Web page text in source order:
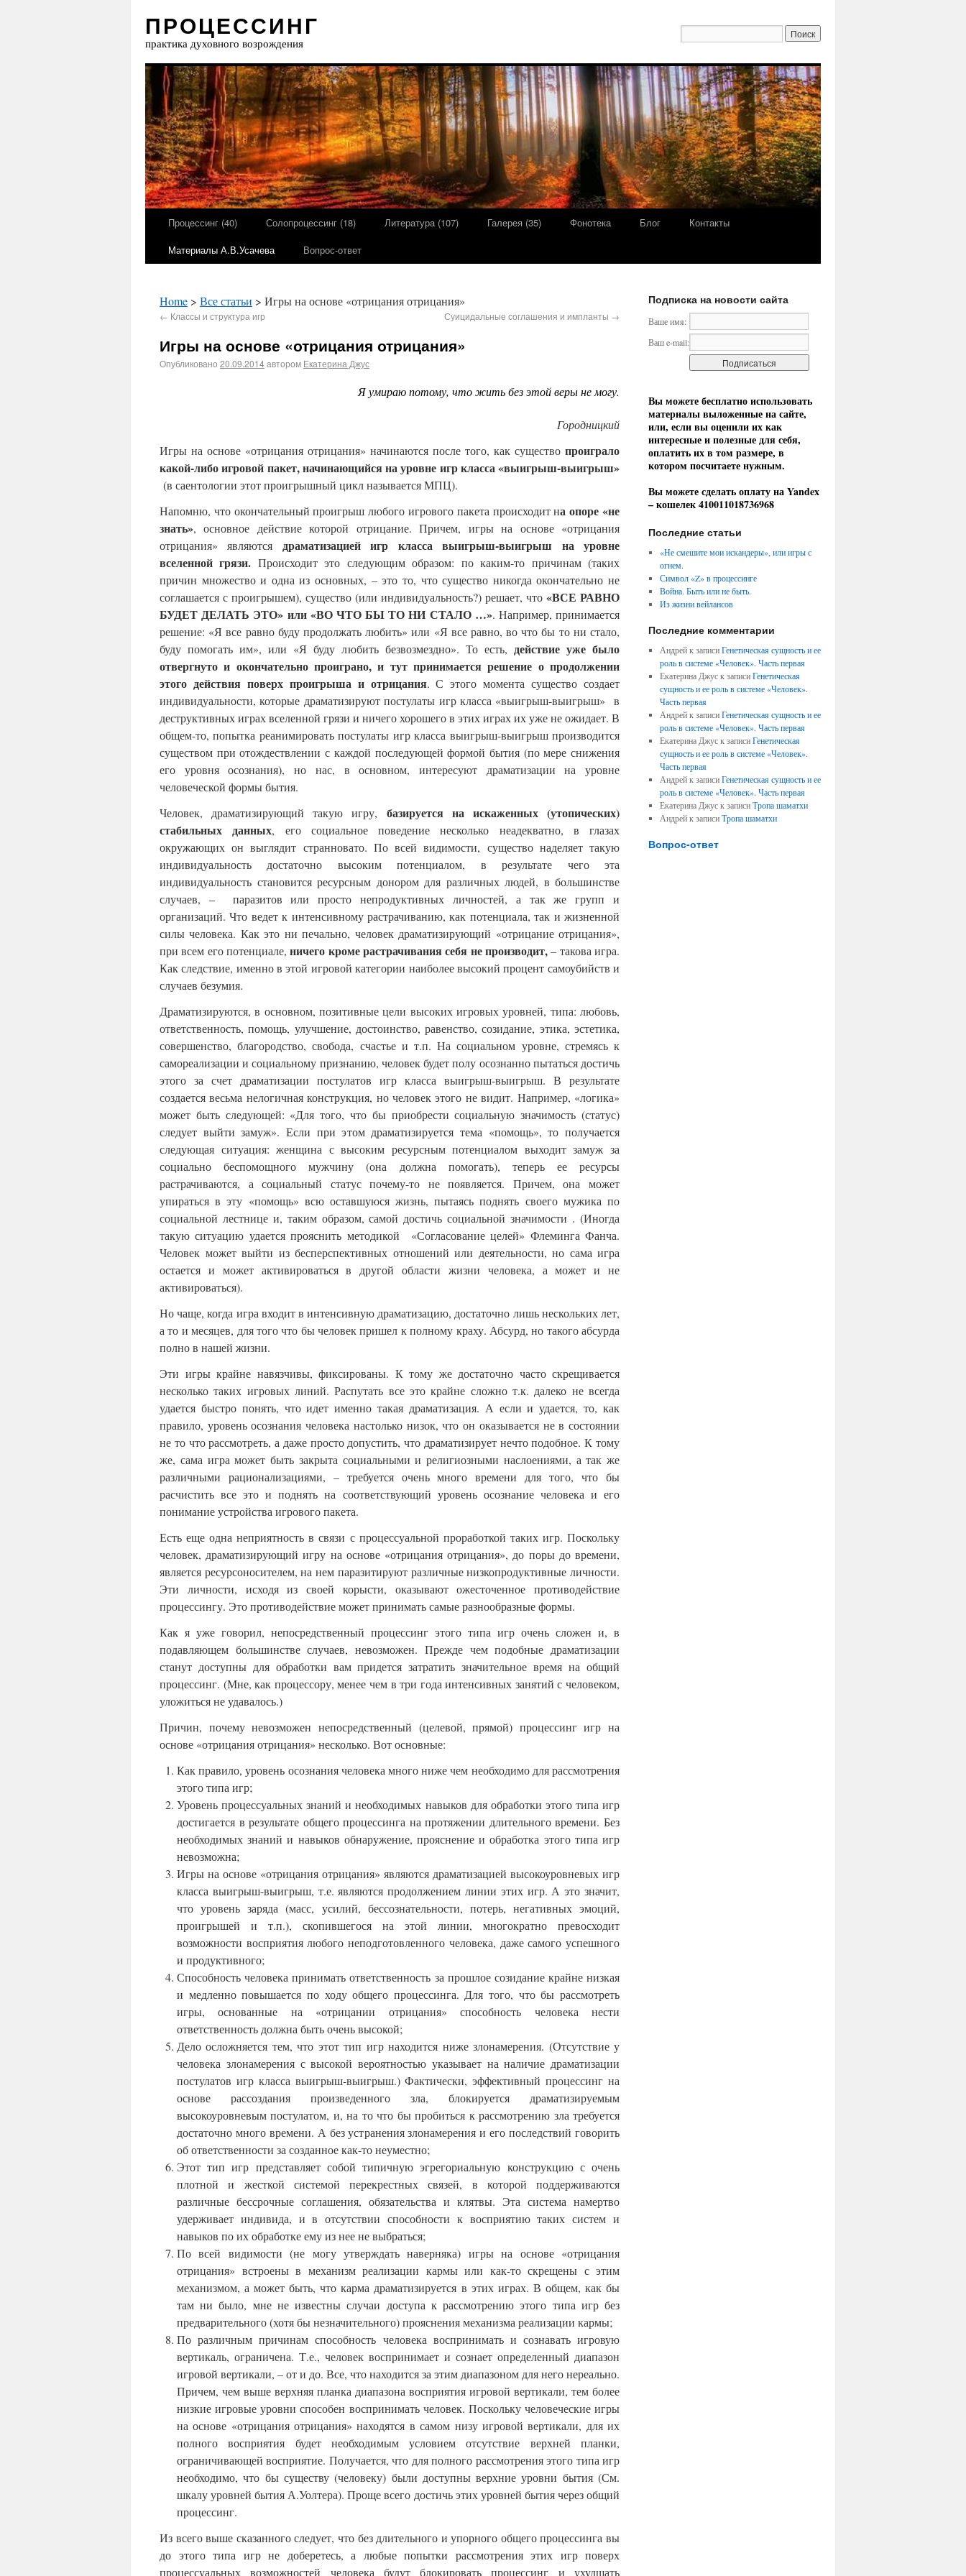
ПРОЦЕССИНГ
практика духовного возрождения
Процессинг (40) Солопроцессинг (18) Литература (107) Галерея (35) Фонотека Блог
Контакты
Материалы А.В.Усачева
Вопрос-ответ
Home > Все статьи > Игры на основе «отрицания отрицания»
← Классы и структура игр Суицидальные соглашения и импланты →
Игры на основе «отрицания отрицания»
Опубликовано 20.09.2014автором Екатерина Джус
Я умираю потому, что жить без этой веры не могу.
Городницкий
Игры на основе «отрицания отрицания» начинаются после того, как существо проиграло
какой-либо игровой пакет, начинающийся на уровне игр класса «выигрыш-выигрыш»
(в саентологии этот проигрышный цикл называется МПЦ).
Напомню, что окончательный проигрыш любого игрового пакета происходит на опоре «не
знать», основное действие которой отрицание. Причем, игры на основе «отрицания
отрицания» являются драматизацией игр класса выигрыш-выигрыш на уровне
вселенной грязи. Происходит это следующим образом: по каким-то причинам (таких
причин множество и одна из основных, – это то, что существо никогда окончательно не
соглашается с проигрышем), существо (или индивидуальность?) решает, что «ВСЕ РАВНО
БУДЕТ ДЕЛАТЬ ЭТО» или «ВО ЧТО БЫ ТО НИ СТАЛО …». Например, принимается
решение: «Я все равно буду продолжать любить» или «Я все равно, во что бы то ни стало,
буду помогать им», или «Я буду любить безвозмездно». То есть, действие уже было
отвергнуто и окончательно проиграно, и тут принимается решение о продолжении
этого действия поверх проигрыша и отрицания. С этого момента существо создает
индивидуальности, которые драматизируют постулаты игр класса «выигрыш-выигрыш» в
деструктивных играх вселенной грязи и ничего хорошего в этих играх их уже не ожидает. В
общем-то, попытка реанимировать постулаты игр класса выигрыш-выигрыш производится
существом при отождествлении с каждой последующей формой бытия (по мере снижения
его уровня осознания), но нас, в основном, интересуют драматизации на уровне
человеческой формы бытия.
Человек, драматизирующий такую игру, базируется на искаженных (утопических)
стабильных данных, его социальное поведение несколько неадекватно, в глазах
окружающих он выглядит странновато. По всей видимости, существо наделяет такую
индивидуальность достаточно высоким потенциалом, в результате чего эта
индивидуальность становится ресурсным донором для различных людей, в большинстве
случаев, – паразитов или просто непродуктивных личностей, а так же групп и
организаций. Что ведет к интенсивному растрачиванию, как потенциала, так и жизненной
силы человека. Как это ни печально, человек драматизирующий «отрицание отрицания»,
при всем его потенциале,ничего кроме растрачивания себя не производит,– такова игра.
Как следствие, именно в этой игровой категории наиболее высокий процент самоубийств и
случаев безумия.
Драматизируются, в основном, позитивные цели высоких игровых уровней, типа: любовь,
ответственность, помощь, улучшение, достоинство, равенство, созидание, этика, эстетика,
совершенство, благородство, свобода, счастье и т.п. На социальном уровне, стремясь к
самореализации и социальному признанию, человек будет полу осознанно пытаться достичь
этого за счет драматизации постулатов игр класса выигрыш-выигрыш. В результате
создается весьма нелогичная конструкция, но человек этого не видит. Например, «логика»
может быть следующей: «Для того, что бы приобрести социальную значимость (статус)
следует выйти замуж». Если при этом драматизируется тема «помощь», то получается
следующая ситуация: женщина с высоким ресурсным потенциалом выходит замуж за
социально беспомощного мужчину (она должна помогать), теперь ее ресурсы
растрачиваются, а социальный статус почему-то не появляется. Причем, она может
упираться в эту «помощь» всю оставшуюся жизнь, пытаясь поднять своего мужика по
социальной лестнице и, таким образом, самой достичь социальной значимости . (Иногда
такую ситуацию удается прояснить методикой «Согласование целей» Флеминга Фанча.
Человек может выйти из бесперспективных отношений или деятельности, но сама игра
остается и может активироваться в другой области жизни человека, а может и не
активироваться).
Но чаще, когда игра входит в интенсивную драматизацию, достаточно лишь нескольких лет,
а то и месяцев, для того что бы человек пришел к полному краху. Абсурд, но такого абсурда
полно в нашей жизни.
Эти игры крайне навязчивы, фиксированы. К тому же достаточно часто скрещивается
несколько таких игровых линий. Распутать все это крайне сложно т.к. далеко не всегда
удается быстро понять, что идет именно такая драматизация. А если и удается, то, как
правило, уровень осознания человека настолько низок, что он оказывается не в состоянии
не то что рассмотреть, а даже просто допустить, что драматизирует нечто подобное. К тому
же, сама игра может быть закрыта социальными и религиозными наслоениями, а так же
различными рационализациями, – требуется очень много времени для того, что бы
расчистить все это и поднять на соответствующий уровень осознание человека и его
понимание устройства игрового пакета.
Есть еще одна неприятность в связи с процессуальной проработкой таких игр. Поскольку
человек, драматизирующий игру на основе «отрицания отрицания», до поры до времени,
является ресурсоносителем, на нем паразитируют различные низкопродуктивные личности.
Эти личности, исходя из своей корысти, оказывают ожесточенное противодействие
процессингу. Это противодействие может принимать самые разнообразные формы.
Как я уже говорил, непосредственный процессинг этого типа игр очень сложен и, в
подавляющем большинстве случаев, невозможен. Прежде чем подобные драматизации
станут доступны для обработки вам придется затратить значительное время на общий
процессинг. (Мне, как процессору, менее чем в три года интенсивных занятий с человеком,
уложиться не удавалось.)
Причин, почему невозможен непосредственный (целевой, прямой) процессинг игр на
основе «отрицания отрицания» несколько. Вот основные:
Как правило, уровень осознания человека много ниже чем необходимо для рассмотрения
этого типа игр;
Уровень процессуальных знаний и необходимых навыков для обработки этого типа игр
достигается в результате общего процессинга на протяжении длительного времени. Без
необходимых знаний и навыков обнаружение, прояснение и обработка этого типа игр
невозможна;
Игры на основе «отрицания отрицания» являются драматизацией высокоуровневых игр
класса выигрыш-выигрыш, т.е. являются продолжением линии этих игр. А это значит,
что уровень заряда (масс, усилий, бессознательности, потерь, негативных эмоций,
проигрышей и т.п.), скопившегося на этой линии, многократно превосходит
возможности восприятия любого неподготовленного человека, даже самого успешного
и продуктивного;
Способность человека принимать ответственность за прошлое созидание крайне низкая
и медленно повышается по ходу общего процессинга. Для того, что бы рассмотреть
игры, основанные на «отрицании отрицания» способность человека нести
ответственность должна быть очень высокой;
Дело осложняется тем, что этот тип игр находится ниже злонамерения. (Отсутствие у
человека злонамерения с высокой вероятностью указывает на наличие драматизации
постулатов игр класса выигрыш-выигрыш.) Фактически, эффективный процессинг на
основе рассоздания произведенного зла, блокируется драматизируемым
высокоуровневым постулатом, и, на то что бы пробиться к рассмотрению зла требуется
достаточно много времени. А без устранения злонамерения и его последствий говорить
об ответственности за созданное как-то неуместно;
Этот тип игр представляет собой типичную эгрегориальную конструкцию с очень
плотной и жесткой системой перекрестных связей, в которой поддерживаются
различные бессрочные соглашения, обязательства и клятвы. Эта система намертво
удерживает индивида, и в отсутствии способности к восприятию таких систем и
навыков по их обработке ему из нее не выбраться;
По всей видимости (не могу утверждать наверняка) игры на основе «отрицания
отрицания» встроены в механизм реализации кармы или как-то скрещены с этим
механизмом, а может быть, что карма драматизируется в этих играх. В общем, как бы
там ни было, мне не известны случаи доступа к рассмотрению этого типа игр без
предварительного (хотя бы незначительного) прояснения механизма реализации кармы;
По различным причинам способность человека воспринимать и сознавать игровую
вертикаль, ограничена. Т.е., человек воспринимает и сознает определенный диапазон
игровой вертикали, – от и до. Все, что находится за этим диапазоном для него нереально.
Причем, чем выше верхняя планка диапазона восприятия игровой вертикали, тем более
низкие игровые уровни способен воспринимать человек. Поскольку человеческие игры
на основе «отрицания отрицания» находятся в самом низу игровой вертикали, для их
полного восприятия будет необходимым условием отсутствие верхней планки,
ограничивающей восприятие. Получается, что для полного рассмотрения этого типа игр
необходимо, что бы существу (человеку) были доступны верхние уровни бытия (См.
шкалу уровней бытия А.Уолтера). Проще всего достичь этих уровней бытия через общий
процессинг.
Из всего выше сказанного следует, что без длительного и упорного общего процессинга вы
до этого типа игр не доберетесь, а любые попытки рассмотрения этих игр поверх
процессуальных возможностей человека будут блокировать процессинг и ухудшать
Подписка на новости сайта
Ваше имя:
Ваш e-mail:
Вы можете бесплатно использовать
материалы выложенные на сайте,
или, если вы оценили их как
интересные и полезные для себя,
оплатить их в том размере, в
котором посчитаете нужным.
Вы можете сделать оплату на Yandex
– кошелек 410011018736968
Последние статьи
«Не смешите мои искандеры», или игры с
огнем.
Символ «Z» в процессинге
Война. Быть или не быть.
Из жизни вейлансов
Последние комментарии
Андрей к записиГенетическая сущность и ее
роль в системе «Человек». Часть первая
Екатерина Джус к записиГенетическая
сущность и ее роль в системе «Человек».
Часть первая
Андрей к записиГенетическая сущность и ее
роль в системе «Человек». Часть первая
Екатерина Джус к записиГенетическая
сущность и ее роль в системе «Человек».
Часть первая
Андрей к записиГенетическая сущность и ее
роль в системе «Человек». Часть первая
Екатерина Джус к записиТропа шаматхи
Андрей к записиТропа шаматхи
Вопрос-ответ